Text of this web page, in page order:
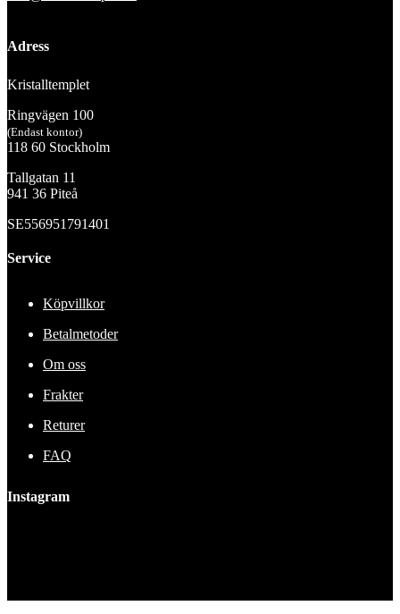
Adress
Kristalltemplet
Ringvägen 100
(Endast kontor)
118 60 Stockholm
Tallgatan 11
941 36 Piteå
SE556951791401
Service
Köpvillkor
Betalmetoder
Om oss
Frakter
Returer
FAQ
Instagram